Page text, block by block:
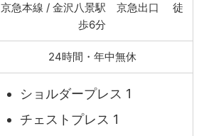
京急本線 / 金沢八景駅 京急出口 徒
歩6分
24時間・年中無休
ショルダープレス 1
チェストプレス 1